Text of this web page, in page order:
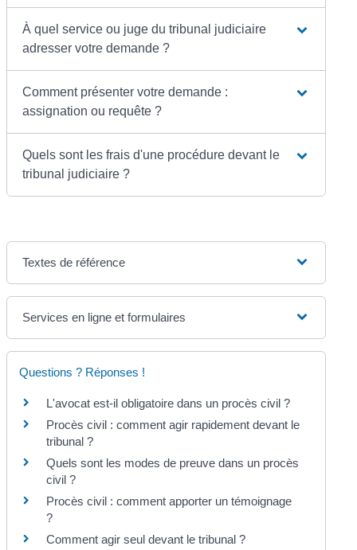
À quel service ou juge du tribunal judiciaire
adresser votre demande ?
Comment présenter votre demande :
assignation ou requête ?
Quels sont les frais d'une procédure devant le
tribunal judiciaire ?
Textes de référence
Services en ligne et formulaires
Questions ? Réponses !
L'avocat est-il obligatoire dans un procès civil ?
Procès civil : comment agir rapidement devant le
tribunal ?
Quels sont les modes de preuve dans un procès
civil ?
Procès civil : comment apporter un témoignage
?
Comment agir seul devant le tribunal ?